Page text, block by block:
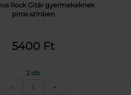
Rock Gitár gyermekeknek
piros színben
5400 Ft
2 db
–
Elektromos
+